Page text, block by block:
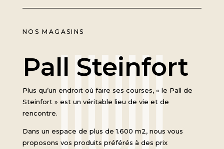
NOS MAGASINS
Pall Steinfort
Plus qu’un endroit où faire ses courses, « le Pall de
Steinfort » est un véritable lieu de vie et de
rencontre.
Dans un espace de plus de 1.600 m2, nous vous
proposons vos produits préférés à des prix